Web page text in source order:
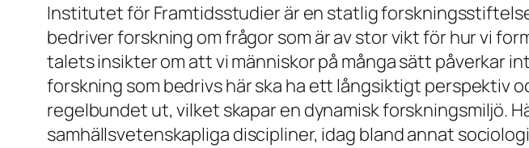
Institutet för Framtidsstudier är en statlig
bedriver forskning om frågor som är av stor vikt för hur vi
talets insikter om att vi människor på många sätt påverkar
forskning som bedrivs här ska ha ett långsiktigt perspektiv
regelbundet ut, vilket skapar en dynamisk forskningsmiljö.
samhällsvetenskapliga discipliner, idag bland annat